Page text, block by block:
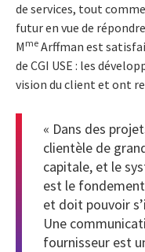
de services, tout
futur en vue de
M me Arffman est
de CGI USE : les
vision du client et ont
« Dans des
clientèle de
capitale, et le
est le
et doit pouvoir
Une
fournisseur est